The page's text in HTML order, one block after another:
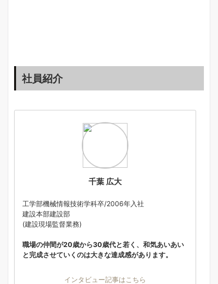
社員紹介
千葉 広大
工学部機械情報技術学科卒/2006年入社
建設本部建設部
(建設現場監督業務)
職場の仲間が20歳から30歳代と若く、和気あいあい
と完成させていくのは大きな達成感があります。
インタビュー記事はこちら